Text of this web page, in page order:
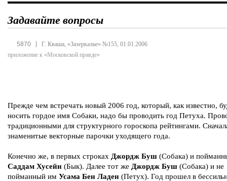
Задавайте вопросы
5870
Г. Кваша, «Зазеркалье» №155, 01.01.2006
приложение к «Московской правде»
Прежде чем встречать новый 2006 год, который, как известно,
носить гордое имя Собаки, надо бы проводить год Петуха.
традиционными для структурного гороскопа рейтингами.
знаменитые векторные парочки уходящего года.
Конечно же, в первых строках Джордж Буш (Собака) и
Саддам Хусейн (Бык). Далее тот же Джордж Буш (Собака) и не
пойманный им Усама Бен Ладен (Петух). Год прошел в